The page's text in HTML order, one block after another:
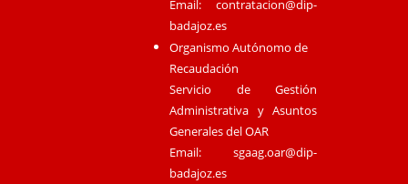
Email:contratacion@dip-
badajoz.es
Organismo Autónomo de
Recaudación
Servicio de Gestión
Administrativa y Asuntos
Generales del OAR
Email:sgaag.oar@dip-
badajoz.es